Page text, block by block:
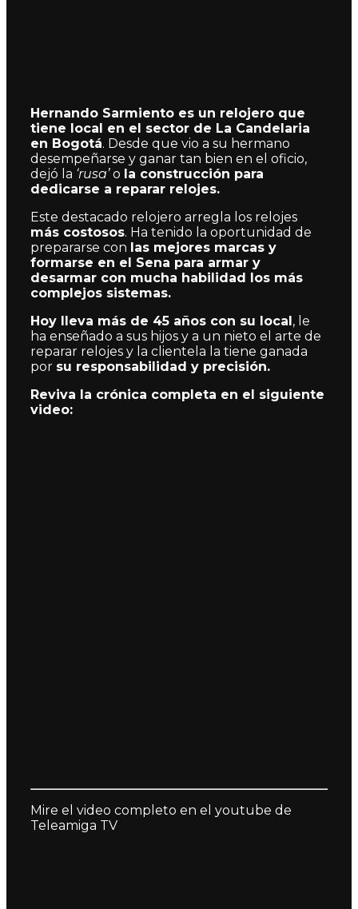
Hernando Sarmiento es un relojero que
tiene local en el sector de La Candelaria
en Bogotá. Desde que vio a su hermano
desempeñarse y ganar tan bien en el oficio,
dejó la ‘rusa’o la construcción para
dedicarse a reparar relojes.
Este destacado relojero arregla los relojes
más costosos. Ha tenido la oportunidad de
prepararse con las mejores marcas y
formarse en el Sena para armar y
desarmar con mucha habilidad los más
complejos sistemas.
Hoy lleva más de 45 años con su local, le
ha enseñado a sus hijos y a un nieto el arte de
reparar relojes y la clientela la tiene ganada
por su responsabilidad y precisión.
Reviva la crónica completa en el siguiente
video:
Mire el video completo en el youtube de
Teleamiga TV